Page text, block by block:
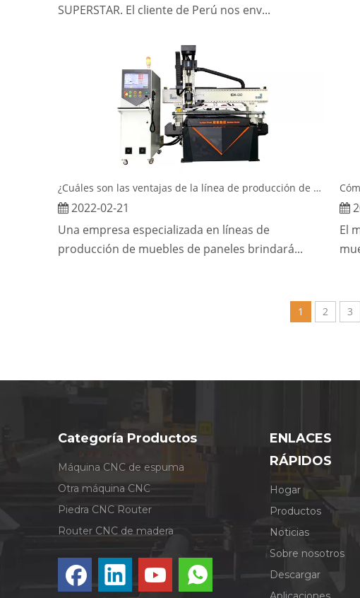
SUPERSTAR. El cliente de Perú nos env...
¿Cuáles son las ventajas de la línea de producción de muebles con paneles?
2022-02-21
Una empresa especializada en líneas de
producción de muebles de paneles brindará...
El
1 2 3
Categoría Productos
Máquina CNC de espuma
Otra máquina CNC
Piedra CNC Router
Router CNC de madera
ENLACES
RÁPIDOS
Hogar
Productos
Noticias
Sobre nosotros
Descargar